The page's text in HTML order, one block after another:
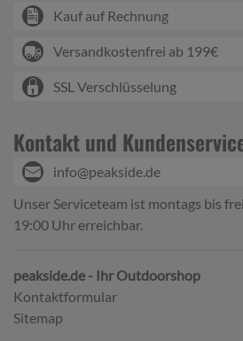
Kauf auf Rechnung
Versandkostenfrei ab 199€
SSL Verschlüsselung
Kontakt und
info@peakside.de
Unser Serviceteam ist montags bis
19:00 Uhr erreichbar.
peakside.de - Ihr Outdoorshop
Kontaktformular
Sitemap